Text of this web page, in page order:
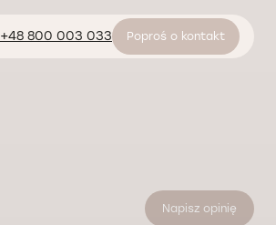
+48 800 003 033 Poproś o kontakt
Napisz opinię